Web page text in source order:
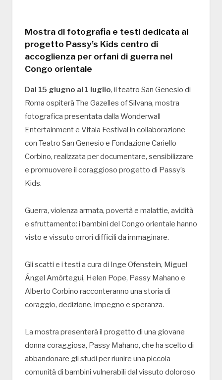
Mostra di fotografia e testi dedicata al
progetto Passy’s Kids centro di
accoglienza per orfani di guerra nel
Congo orientale
Dal 15 giugno al 1 luglio, il teatro San Genesio di
Roma ospiterà The Gazelles of Silvana, mostra
fotografica presentata dalla Wonderwall
Entertainment e Vitala Festival in collaborazione
con Teatro San Genesio e Fondazione Cariello
Corbino, realizzata per documentare, sensibilizzare
e promuovere il coraggioso progetto di Passy’s
Kids.
Guerra, violenza armata, povertà e malattie, avidità
e sfruttamento: i bambini del Congo orientale hanno
visto e vissuto orrori difficili da immaginare.
Gli scatti e i testi a cura di Inge Ofenstein, Miguel
Ángel Amórtegui, Helen Pope, Passy Mahano e
Alberto Corbino racconteranno una storia di
coraggio, dedizione, impegno e speranza.
La mostra presenterà il progetto di una giovane
donna coraggiosa, Passy Mahano, che ha scelto di
abbandonare gli studi per riunire una piccola
comunità di bambini vulnerabili dal vissuto doloroso